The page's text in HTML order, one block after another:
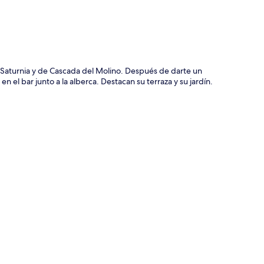
y de Cascada del Molino. Después de darte un
el bar junto a la alberca. Destacan su terraza y su jardín.